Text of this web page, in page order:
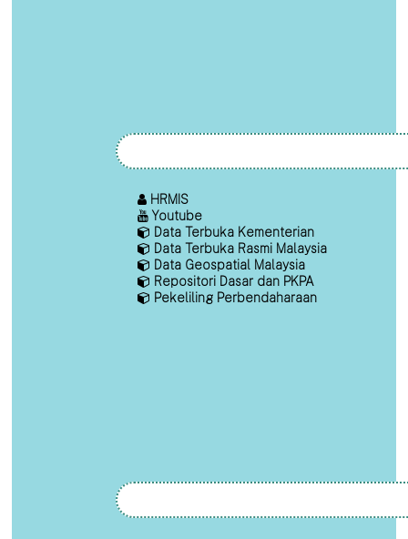
HRMIS
Youtube
Data Terbuka Kementerian
Data Terbuka Rasmi Malaysia
Data Geospatial Malaysia
Repositori Dasar dan PKPA
Pekeliling Perbendaharaan